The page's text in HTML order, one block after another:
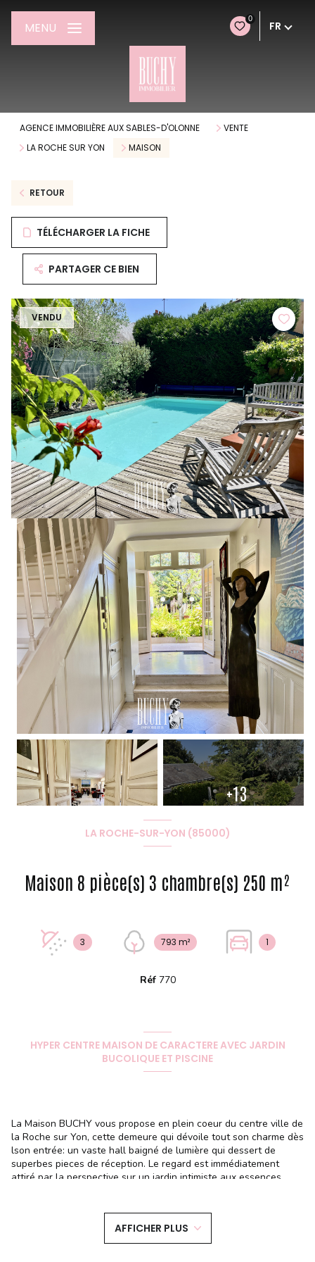
0
FR
MENU
AGENCE IMMOBILIÈRE AUX SABLES-D'OLONNE
VENTE
LA ROCHE SUR YON
MAISON
RETOUR
TÉLÉCHARGER LA FICHE
PARTAGER CE BIEN
VENDU
+13
LA ROCHE-SUR-YON (85000)
Maison 8 pièce(s) 3 chambre(s) 250 m²
3 793 m² 1
Réf 770
HYPER CENTRE MAISON DE CARACTERE AVEC JARDIN
BUCOLIQUE ET PISCINE
La Maison BUCHY vous propose en plein coeur du centre ville de
la Roche sur Yon, cette demeure qui dévoile tout son charme dès
lson entrée: un vaste hall baigné de lumière qui dessert de
superbes pieces de réception. Le regard est immédiatement
attiré par la perspective sur un jardin intimiste aux essences
séjour chaleureux, un bureau ou salle de billard et un grand
salon ouvert sur le jardin, idéal pour recevoir ou simplement
profiter du calme en plein coeur de ville. Un vaste dégagement
AFFICHER PLUS